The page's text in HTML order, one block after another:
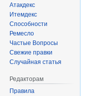
Атакдекс
Итемдекс
Способности
Ремесло
Частые Вопросы
Свежие правки
Случайная статья
Редакторам
Правила